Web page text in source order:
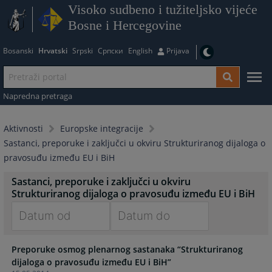
Visoko sudbeno i tužiteljsko vijeće
Bosne i Hercegovine
Bosanski Hrvatski Srpski Српски English Prijava
Napredna pretraga
Aktivnosti
Europske integracije
Sastanci, preporuke i zaključci u okviru Strukturiranog dijaloga o
pravosuđu između EU i BiH
Sastanci, preporuke i zaključci u okviru
Strukturiranog dijaloga o pravosuđu između EU i BiH
forward
to
forward
to
Preporuke osmog plenarnog sastanaka “Strukturiranog
dijaloga o pravosuđu između EU i BiH”